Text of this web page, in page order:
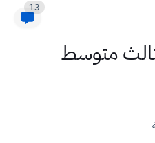
13
متوسط